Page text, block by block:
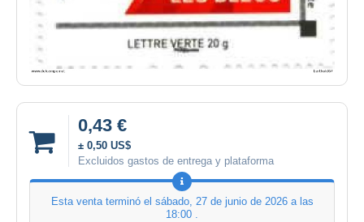
0,43 €
± 0,50 US$
Excluidos gastos de entrega y plataforma
Esta venta terminó el sábado, 27 de junio de 2026 a las
18:00 .